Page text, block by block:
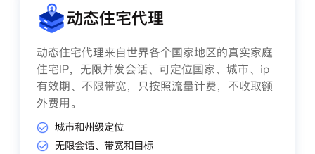
动态住宅代理
动态住宅代理来自世界各个国家地区的真实家庭
住宅IP，无限并发会话、可定位国家、城市、ip
有效期、不限带宽，只按照流量计费，不收取额
外费用。
城市和州级定位
无限会话、带宽和目标